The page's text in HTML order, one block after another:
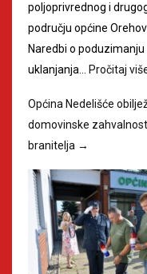
poljoprivrednog i
području općine
Naredbi o
uklanjanja…
Pročitaj
Općina Nedelišće
domovinske
branitelja →